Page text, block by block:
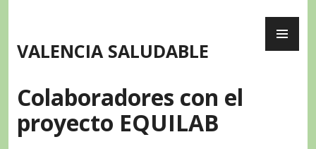
content
VALENCIA SALUDABLE
Colaboradores con el
proyecto EQUILAB